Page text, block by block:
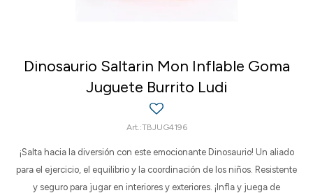
Dinosaurio Saltarin Mon Inflable Goma
Juguete Burrito Ludi
TBJUG4196
¡Salta hacia la diversión con este emocionante Dinosaurio! Un aliado
para el ejercicio, el equilibrio y la coordinación de los niños. Resistente
y seguro para jugar en interiores y exteriores. ¡Infla y juega de